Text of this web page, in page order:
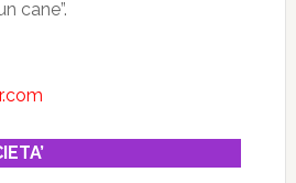
cane”.